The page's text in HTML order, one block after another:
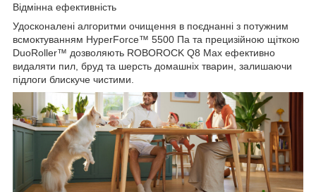
Відмінна ефективність
Удосконалені алгоритми очищення в поєднанні з потужним
всмоктуванням HyperForce™ 5500 Па та прецизійною щіткою
DuoRoller™ дозволяють ROBOROCK Q8 Max ефективно
видаляти пил, бруд та шерсть домашніх тварин, залишаючи
підлоги блискуче чистими.